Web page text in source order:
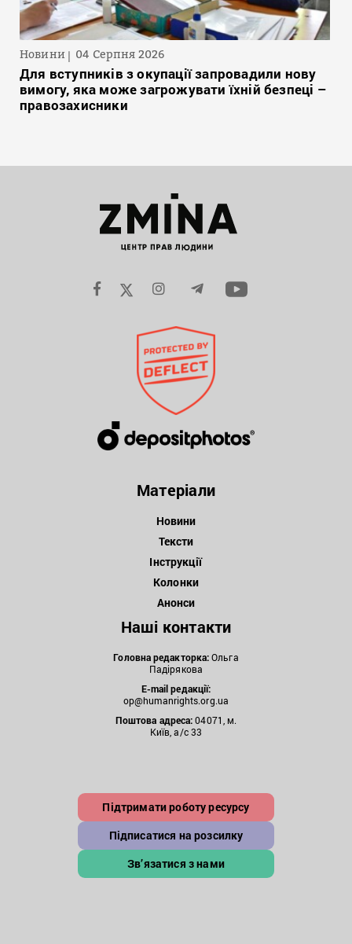
Новини 04 Серпня 2026
Для вступників з окупації запровадили нову
вимогу, яка може загрожувати їхній безпеці –
правозахисники
Матеріали
Новини
Тексти
Інструкції
Колонки
Анонси
Наші контакти
Головна редакторка:Ольга
Падірякова
E-mail редакції:
op@humanrights.org.ua
Поштова адреса:04071, м.
Київ, а/с 33
Підтримати роботу ресурсу
Підписатися на розсилку
Зв’язатися з нами